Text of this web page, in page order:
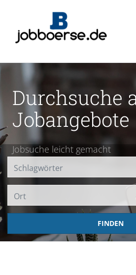
Durchsuche
Jobangebote
Jobsuche leicht gemacht
FINDEN